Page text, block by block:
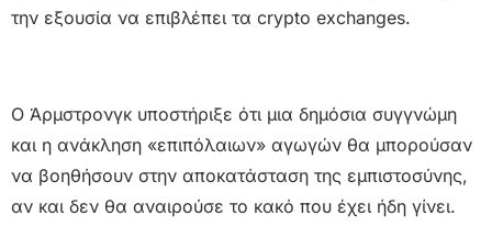
την εξουσία να επιβλέπει τα crypto exchanges.
Ο Άρμστρονγκ υποστήριξε ότι μια δημόσια συγγνώμη
και η ανάκληση «επιπόλαιων» αγωγών θα μπορούσαν
να βοηθήσουν στην αποκατάσταση της εμπιστοσύνης,
αν και δεν θα αναιρούσε το κακό που έχει ήδη γίνει.